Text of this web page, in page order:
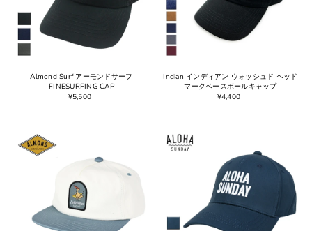
アルファベット順, Z-A
価格の安い順
価格の高い順
古い商品順
Almond Surf アーモンドサーフ
FINESURFING CAP
¥5,500
Indian インディアン ウォッシュド ヘッド
マークベースボールキャップ
¥4,400